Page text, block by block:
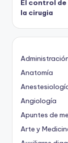
El control
la cirugia
Anatomía
Angiología
Apuntes de
Arte y